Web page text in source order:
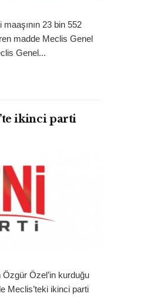
23 bin 552
madde Meclis Genel
Genel...
ikinci parti
Özgür Özel’in kurduğu
Meclis’teki ikinci parti